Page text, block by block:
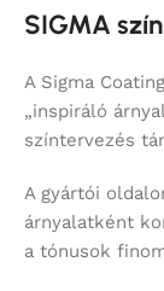
SIGMA
A Sigma
„inspiráló
színtervezés
A gyártói
árnyalatként
a tónusok